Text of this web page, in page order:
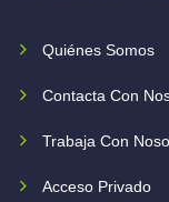
Quiénes Somos
Contacta Con
Trabaja Con
Acceso Privado